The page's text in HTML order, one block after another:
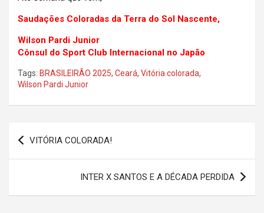
Saudações Coloradas da Terra do Sol Nascente,
Wilson Pardi Junior
Cônsul do Sport Club Internacional no Japão
Tags: BRASILEIRÃO 2025, Ceará, Vitória colorada,
Wilson Pardi Junior
Navegação
de
VITÓRIA COLORADA!
INTER X SANTOS E A DÉCADA PERDIDA